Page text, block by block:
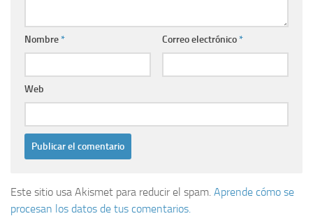
Nombre* Correo electrónico*
Web
Este sitio usa Akismet para reducir el spam. Aprende cómo se
procesan los datos de tus comentarios.